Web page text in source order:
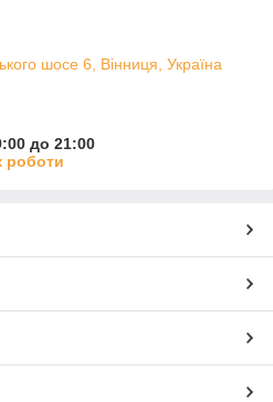
шосе 6, Вінниця, Україна
до 21:00
роботи